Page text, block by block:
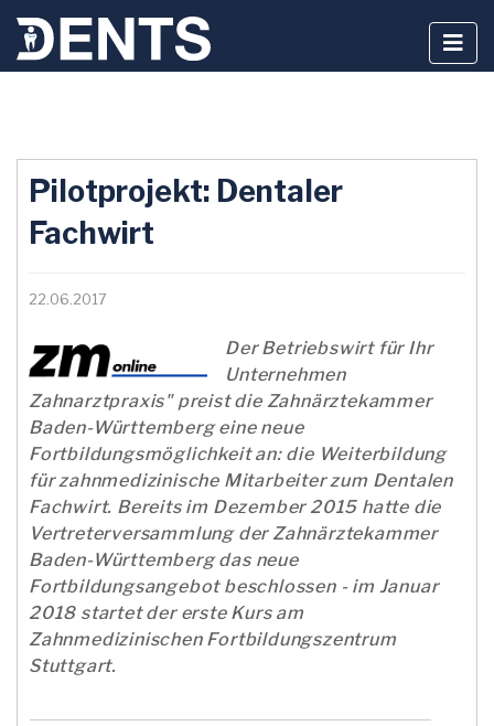
springen
Pilotprojekt: Dentaler
Fachwirt
22.06.2017
Der Betriebswirt für Ihr
Unternehmen
Zahnarztpraxis" preist die Zahnärztekammer
Baden-Württemberg eine neue
Fortbildungsmöglichkeit an: die Weiterbildung
für zahnmedizinische Mitarbeiter zum Dentalen
Fachwirt. Bereits im Dezember 2015 hatte die
Vertreterversammlung der Zahnärztekammer
Baden-Württemberg das neue
Fortbildungsangebot beschlossen - im Januar
2018 startet der erste Kurs am
Zahnmedizinischen Fortbildungszentrum
Stuttgart.